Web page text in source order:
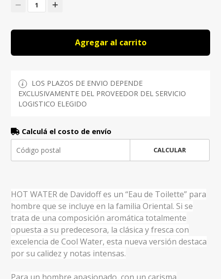
1
Agregar al carrito
LOS PLAZOS DE ENVIO DEPENDE
EXCLUSIVAMENTE DEL PROVEEDOR DEL SERVICIO
LOGISTICO ELEGIDO
Calculá el costo de envío
CALCULAR
HOT WATER de Davidoff es un “Eau de Toilette” para
hombre que se incluye en la familia Oriental. Si se
trata de una composición aromática totalmente
opuesta a su predecesora, la clásica y fresca con
excelencia de Cool Water, esta nueva versión destaca
por su calidez y notas intensas.